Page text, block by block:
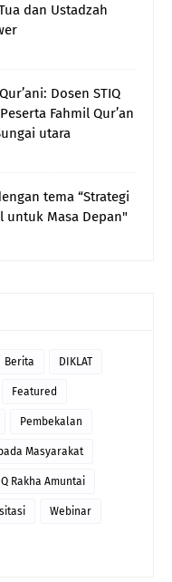
dan Ustadzah
Dosen STIQ
Fahmil Qur’an
utara
tema “Strategi
untuk Masa Depan"
Berita DIKLAT
Featured
Pembekalan
Masyarakat
Rakha Amuntai
Webinar